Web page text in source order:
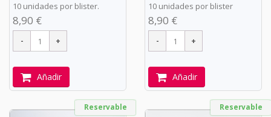
10 unidades por blister.
8,90 €
Añadir
10 unidades por blister
8,90 €
Añadir
Reservable Reservable